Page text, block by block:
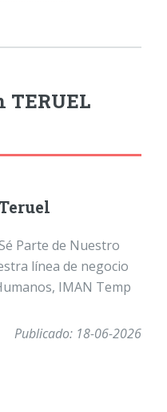
TERUEL
Parte de Nuestro
línea de negocio
IMAN Temp
Publicado: 18-06-2026